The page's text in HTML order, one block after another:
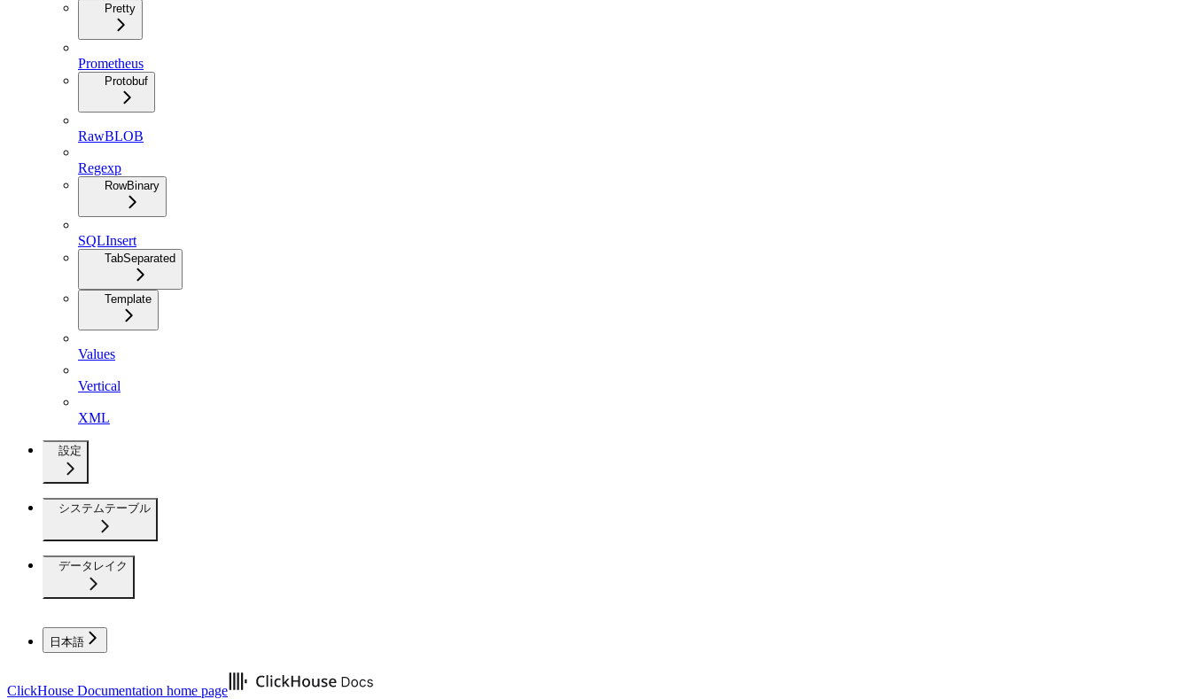
Pretty
Prometheus
Protobuf
RawBLOB
Regexp
RowBinary
SQLInsert
TabSeparated
Template
Values
Vertical
XML
設定
システムテーブル
データレイク
日本語
ClickHouse Documentation home page